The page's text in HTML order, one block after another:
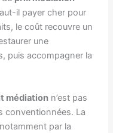
il payer cher pour
le coût recouvre un
une
puis accompagner la
médiation n’est pas
conventionnées. La
par la